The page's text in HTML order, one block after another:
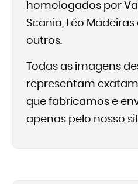
homologados por
Scania, Léo
outros.
Todas as imagens
representam
que fabricamos e
apenas pelo nosso